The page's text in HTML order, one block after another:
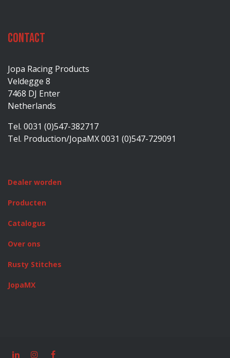
Contact
Jopa Racing Products
Veldegge 8
7468 DJ Enter
Netherlands
Tel. 0031 (0)547-382717
Tel. Production/JopaMX 0031 (0)547-729091
Dealer worden
Producten
Catalogus
Over ons
Rusty Stitches
JopaMX